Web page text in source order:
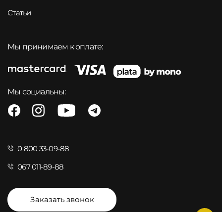
Статьи
Мы принимаем к оплате:
Мы социальны:
0 800 33-09-88
067 011-89-88
Заказать звонок